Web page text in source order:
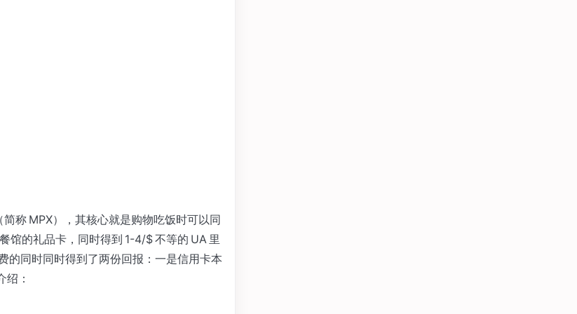
称 MPX），其核心就是购物吃饭时可以同
馆的礼品卡，同时得到 1-4/$ 不等的 UA 里
的同时同时得到了两份回报：一是信用卡本
：